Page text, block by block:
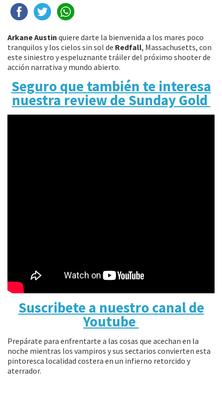
Arkane Austin quiere darte la bienvenida a los mares poco
tranquilos y los cielos sin sol de Redfall, Massachusetts, con
este siniestro y espeluznante tráiler del próximo shooter de
acción narrativa y mundo abierto.
Seguro que también te interesa
nuestra review de Sunday Gold
Suscribete a nuestro canal de
Youtube
Prepárate para enfrentarte a las cosas que acechan en la
noche mientras los vampiros y sus sectarios convierten esta
pintoresca localidad costera en un infierno retorcido y
aterrador.